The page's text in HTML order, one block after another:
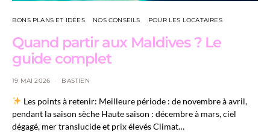
BONS PLANS ET IDÉES NOS CONSEILS POUR LES LOCATAIRES
Quand partir aux Maldives ? Le
guide complet
19 MAI 2026 BASTIEN
Les points à retenir: Meilleure période : de novembre à avril,
pendant la saison sèche Haute saison : décembre à mars, ciel
dégagé, mer translucide et prix élevés Climat…